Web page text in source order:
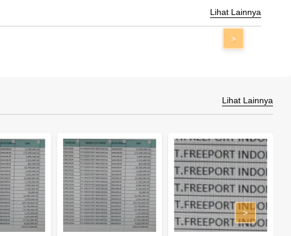
Lihat Lainnya
>
Lihat Lainnya
>